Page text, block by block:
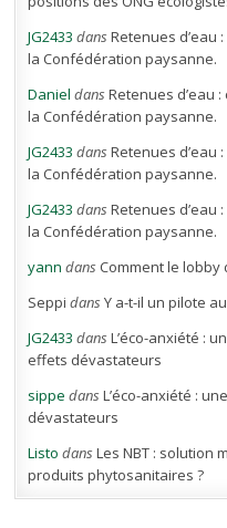
JG2433 dansRetenues d’eau
la Confédération paysanne.
Daniel dansRetenues d’eau
la Confédération paysanne.
JG2433 dansRetenues d’eau
la Confédération paysanne.
JG2433 dansRetenues d’eau
la Confédération paysanne.
yann dans Comment le lobby
Seppi dansY a-t-il un pilote
JG2433 dansL’éco-anxiété :
effets dévastateurs
sippe dansL’éco-anxiété :
dévastateurs
Listo dansLes NBT : solution
produits phytosanitaires ?